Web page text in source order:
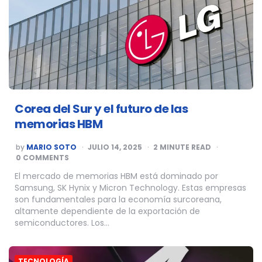
Corea del Sur y el futuro de las
memorias HBM
POSTED
BY
by MARIO SOTO JULIO 14, 2025 2 MINUTE READ
0 COMMENTS
El mercado de memorias HBM está dominado por
Samsung, SK Hynix y Micron Technology. Estas empresas
son fundamentales para la economía surcoreana,
altamente dependiente de la exportación de
semiconductores. Los…